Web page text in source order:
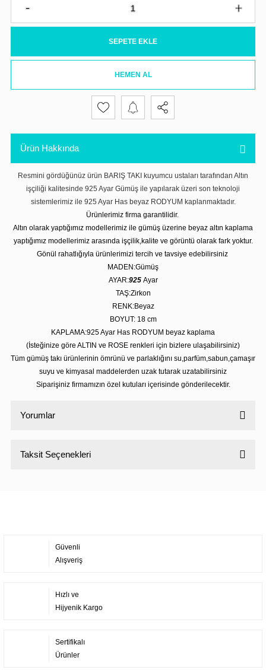
SEPETE EKLE
HEMEN AL
Ürün Hakkında
Resmini gördüğünüz ürün BARIŞ TAKI kuyumcu ustaları tarafından Altın
işçiliği kalitesinde 925 Ayar Gümüş ile yapılarak üzeri son teknoloji
sistemlerimiz ile 925 Ayar Has beyaz RODYUM kaplanmaktadır.
Ürünlerimiz firma garantilidir.
Altın olarak yaptığımız modellerimiz ile gümüş üzerine beyaz altın kaplama
yaptığımız modellerimiz arasında işçilik,kalite ve görüntü olarak fark yoktur.
Gönül rahatlığıyla ürünlerimizi tercih ve tavsiye edebilirsiniz
MADEN:Gümüş
AYAR:925 Ayar
TAŞ:Zirkon
RENK:Beyaz
BOYUT: 18 cm
KAPLAMA:925 Ayar Has RODYUM beyaz kaplama
(İsteğinize göre ALTIN ve ROSE renkleri için bizlere ulaşabilirsiniz)
Tüm gümüş takı ürünlerinin ömrünü ve parlaklığını su,parfüm,sabun,çamaşır
suyu ve kimyasal maddelerden uzak tutarak uzatabilirsiniz
Siparişiniz firmamızın özel kutuları içerisinde gönderilecektir.
Yorumlar
Taksit Seçenekleri
Güvenli
Alışveriş
Hızlı ve
Hijyenik Kargo
Sertifikalı
Ürünler